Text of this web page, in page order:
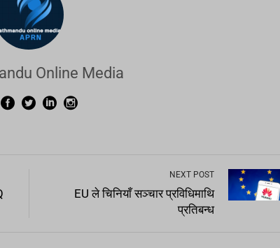
Online Media
NEXT POST
EU ले चिनियाँ सञ्चार प्रविधिमाथि
प्रतिबन्ध